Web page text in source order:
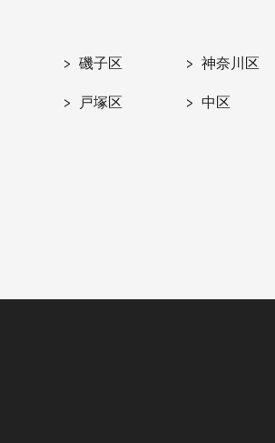
磯子区 神奈川区
戸塚区 中区